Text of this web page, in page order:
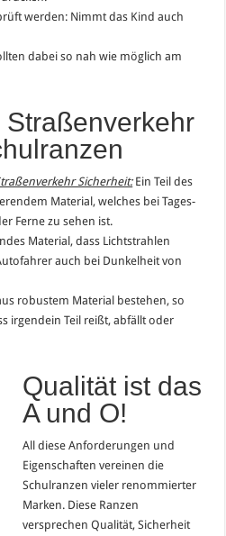
werden: Nimmt das Kind auch
dabei so nah wie möglich am
Sicherheit:Ein Teil des
Material, welches bei Tages-
Ferne zu sehen ist.
Material, dass Lichtstrahlen
auch bei Dunkelheit von
robustem Material bestehen, so
irgendein Teil reißt, abfällt oder
Qualität ist das
A und O!
All diese Anforderungen und
Eigenschaften vereinen die
Schulranzen vieler renommierter
Marken. Diese Ranzen
versprechen Qualität, Sicherheit